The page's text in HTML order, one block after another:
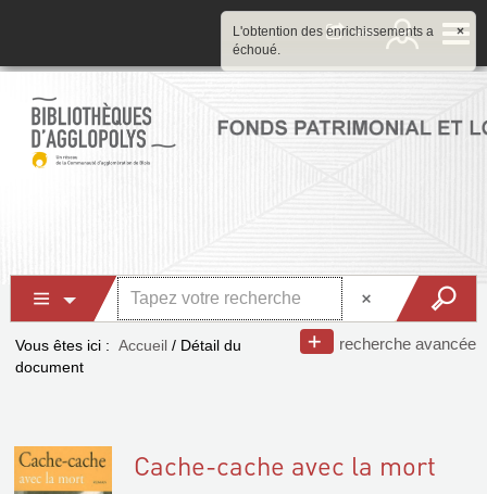
recherche avancée
Vous êtes ici : Accueil / Détail du
document
Cache-cache avec la mort
×
L'obtention des enrichissements a
échoué.